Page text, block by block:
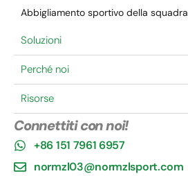
Abbigliamento sportivo della squadra
Soluzioni
Perché noi
Risorse
Connettiti con noi!
+86 151 7961 6957
normzl03@normzlsport.com